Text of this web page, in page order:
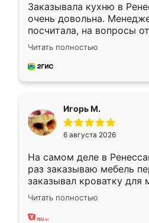
Заказывала кухню в
очень довольна.
посчитала, на вопросы
Замерщик приехал в
делу со всей
за день, ребята работали
Читать полностью
Игорь М.
6 августа 2026
На самом деле в
раз заказываю мебель
заказывал кроватку для
ребёнка при его
заказал шкаф-купе. По
хорошее сборка
Читать полностью